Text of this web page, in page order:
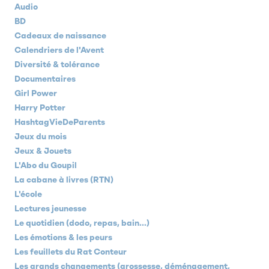
Audio
BD
Cadeaux de naissance
Calendriers de l'Avent
Diversité & tolérance
Documentaires
Girl Power
Harry Potter
HashtagVieDeParents
Jeux du mois
Jeux & Jouets
L'Abo du Goupil
La cabane à livres (RTN)
L'école
Lectures jeunesse
Le quotidien (dodo, repas, bain...)
Les émotions & les peurs
Les feuillets du Rat Conteur
Les grands changements (grossesse, déménagement,